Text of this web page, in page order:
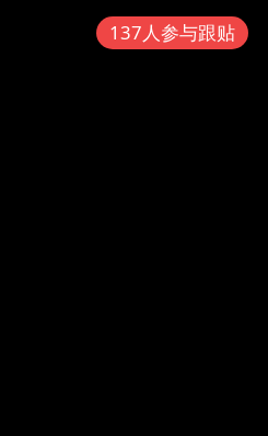
137人参与跟贴